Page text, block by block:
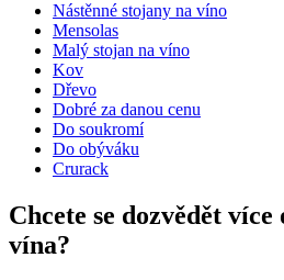
Hloubka (cm)31.5
Hmotnost (kg)5
Nástěnné stojany na víno
Mensolas
Malý stojan na víno
Kov
Dřevo
Dobré za danou cenu
Do soukromí
Do obýváku
Crurack
Chcete se dozvědět
vína?